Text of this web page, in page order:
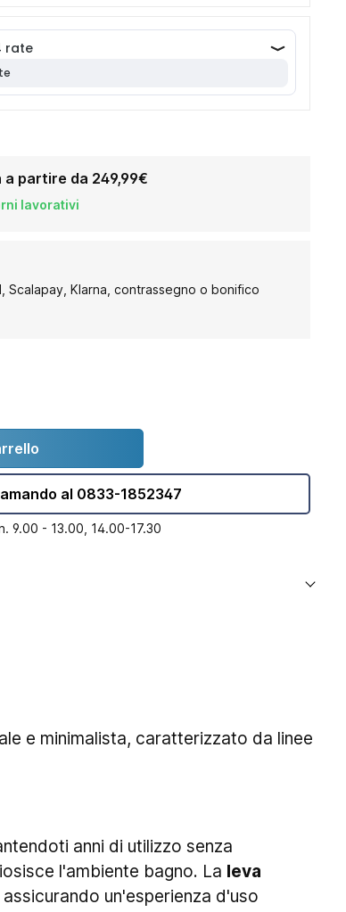
partire da 249,99€
lavorativi
Scalapay, Klarna, contrassegno o bonifico
al 0833-1852347
9.00 - 13.00, 14.00-17.30
e minimalista, caratterizzato da linee
anni di utilizzo senza
l'ambiente bagno. La leva
un'esperienza d'uso